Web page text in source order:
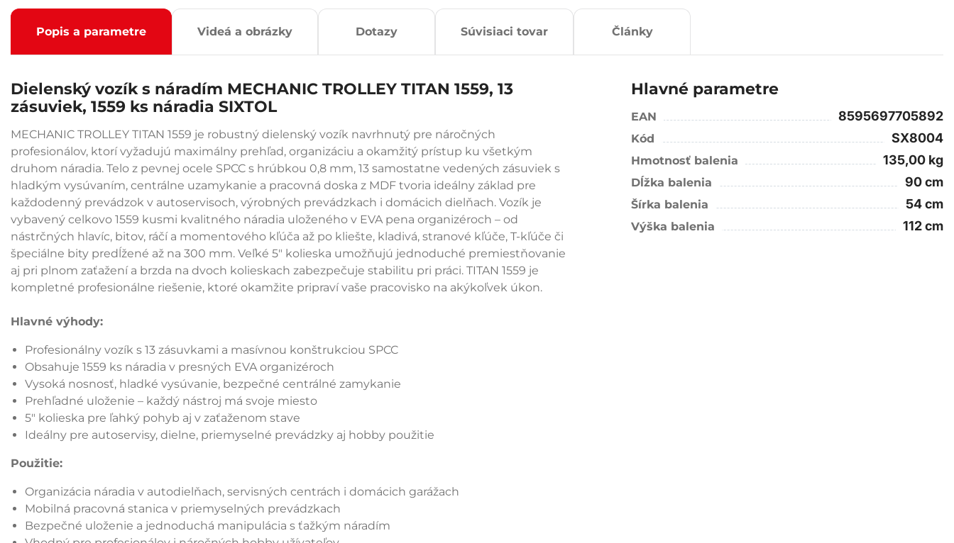
Popis a parametre Videá a obrázky Dotazy Súvisiaci tovar Články
Dielenský vozík s náradím MECHANIC TROLLEY TITAN 1559, 13
zásuviek, 1559 ks náradia SIXTOL
MECHANIC TROLLEY TITAN 1559 je robustný dielenský vozík navrhnutý pre náročných
profesionálov, ktorí vyžadujú maximálny prehľad, organizáciu a okamžitý prístup ku všetkým
druhom náradia. Telo z pevnej ocele SPCC s hrúbkou 0,8 mm, 13 samostatne vedených zásuviek s
hladkým vysúvaním, centrálne uzamykanie a pracovná doska z MDF tvoria ideálny základ pre
každodenný prevádzok v autoservisoch, výrobných prevádzkach i domácich dielňach. Vozík je
vybavený celkovo 1559 kusmi kvalitného náradia uloženého v EVA pena organizéroch – od
nástrčných hlavíc, bitov, ráčí a momentového kľúča až po kliešte, kladivá, stranové kľúče, T-kľúče či
špeciálne bity predĺžené až na 300 mm. Veľké 5" kolieska umožňujú jednoduché premiestňovanie
aj pri plnom zaťažení a brzda na dvoch kolieskach zabezpečuje stabilitu pri práci. TITAN 1559 je
kompletné profesionálne riešenie, ktoré okamžite pripraví vaše pracovisko na akýkoľvek úkon.
Hlavné výhody:
Profesionálny vozík s 13 zásuvkami a masívnou konštrukciou SPCC
Obsahuje 1559 ks náradia v presných EVA organizéroch
Vysoká nosnosť, hladké vysúvanie, bezpečné centrálné zamykanie
Prehľadné uloženie – každý nástroj má svoje miesto
5" kolieska pre ľahký pohyb aj v zaťaženom stave
Ideálny pre autoservisy, dielne, priemyselné prevádzky aj hobby použitie
Použitie:
Organizácia náradia v autodielňach, servisných centrách i domácich garážach
Mobilná pracovná stanica v priemyselných prevádzkach
Bezpečné uloženie a jednoduchá manipulácia s ťažkým náradím
Hlavné parametre
EAN 8595697705892
Kód SX8004
Hmotnosť balenia 135,00 kg
Dĺžka balenia 90 cm
Šírka balenia 54 cm
Výška balenia 112 cm